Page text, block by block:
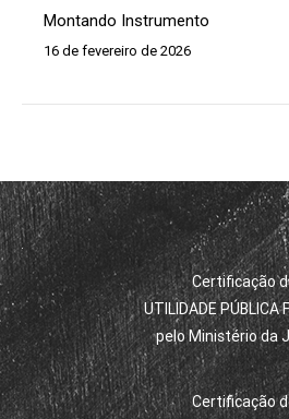
Montando Instrumento
16 de fevereiro de 2026
Certificação
UTILIDADE PÚBLICA
pelo Ministério da
Certificação